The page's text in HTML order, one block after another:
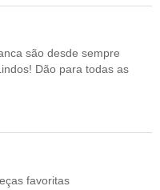
são desde sempre
Dão para todas as
favoritas